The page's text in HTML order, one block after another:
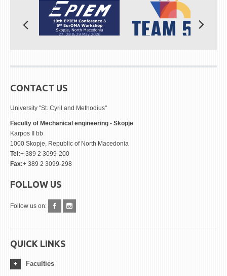
CONTACT US
University "St. Cyril and Methodius"
Faculty of Mechanical engineering - Skopje
Karpos II bb
1000 Skopje, Republic of North Macedonia
Tel:+ 389 2 3099-200
Fax:+ 389 2 3099-298
FOLLOW US
Follow us on:
QUICK LINKS
Faculties